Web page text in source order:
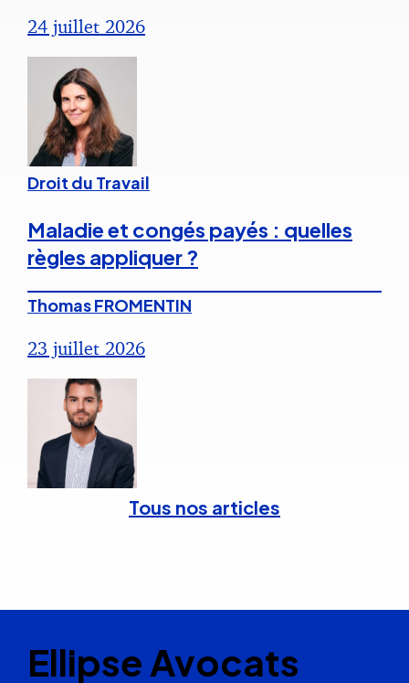
24 juillet 2026
Droit du Travail
Maladie et congés payés : quelles
règles appliquer ?
Thomas FROMENTIN
23 juillet 2026
Tous nos articles
Ellipse Avocats